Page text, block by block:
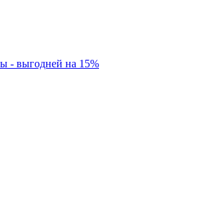
- выгодней на 15%